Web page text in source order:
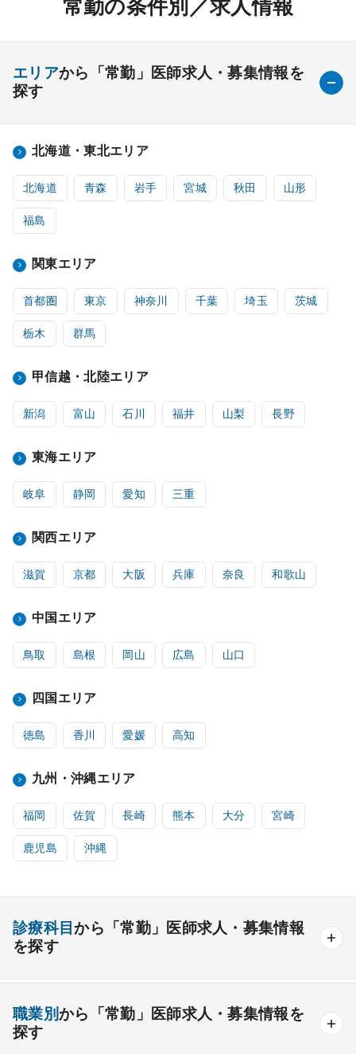
常勤の条件別／求人情報
エリアから「常勤」医師求人・募集情報を
探す
北海道・東北エリア
北海道 青森 岩手 宮城 秋田 山形
福島
関東エリア
首都圏 東京 神奈川 千葉 埼玉 茨城
栃木 群馬
甲信越・北陸エリア
新潟 富山 石川 福井 山梨 長野
東海エリア
岐阜 静岡 愛知 三重
関西エリア
滋賀 京都 大阪 兵庫 奈良 和歌山
中国エリア
鳥取 島根 岡山 広島 山口
四国エリア
徳島 香川 愛媛 高知
九州・沖縄エリア
福岡 佐賀 長崎 熊本 大分 宮崎
鹿児島 沖縄
診療科目から「常勤」医師求人・募集情報
を探す
内科系
一般内科 呼吸器内科 消化器内科 循環器内科
職業別から「常勤」医師求人・募集情報を
探す